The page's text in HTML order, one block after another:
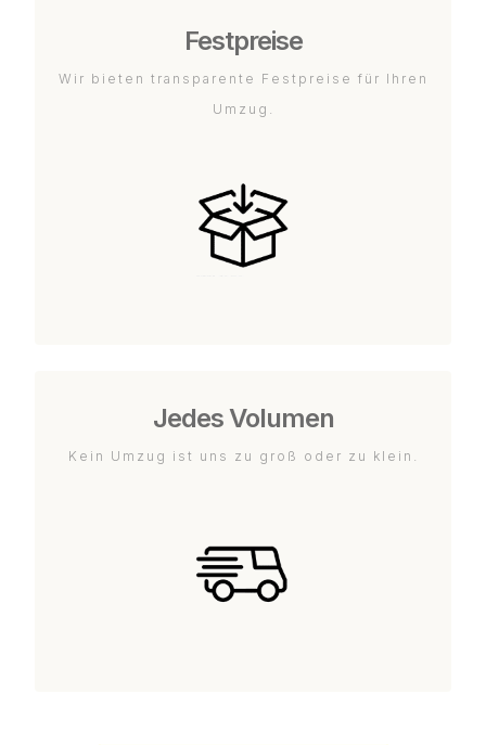
Festpreise
Wir bieten transparente Festpreise für Ihren
Umzug.
Jedes Volumen
Kein Umzug ist uns zu groß oder zu klein.